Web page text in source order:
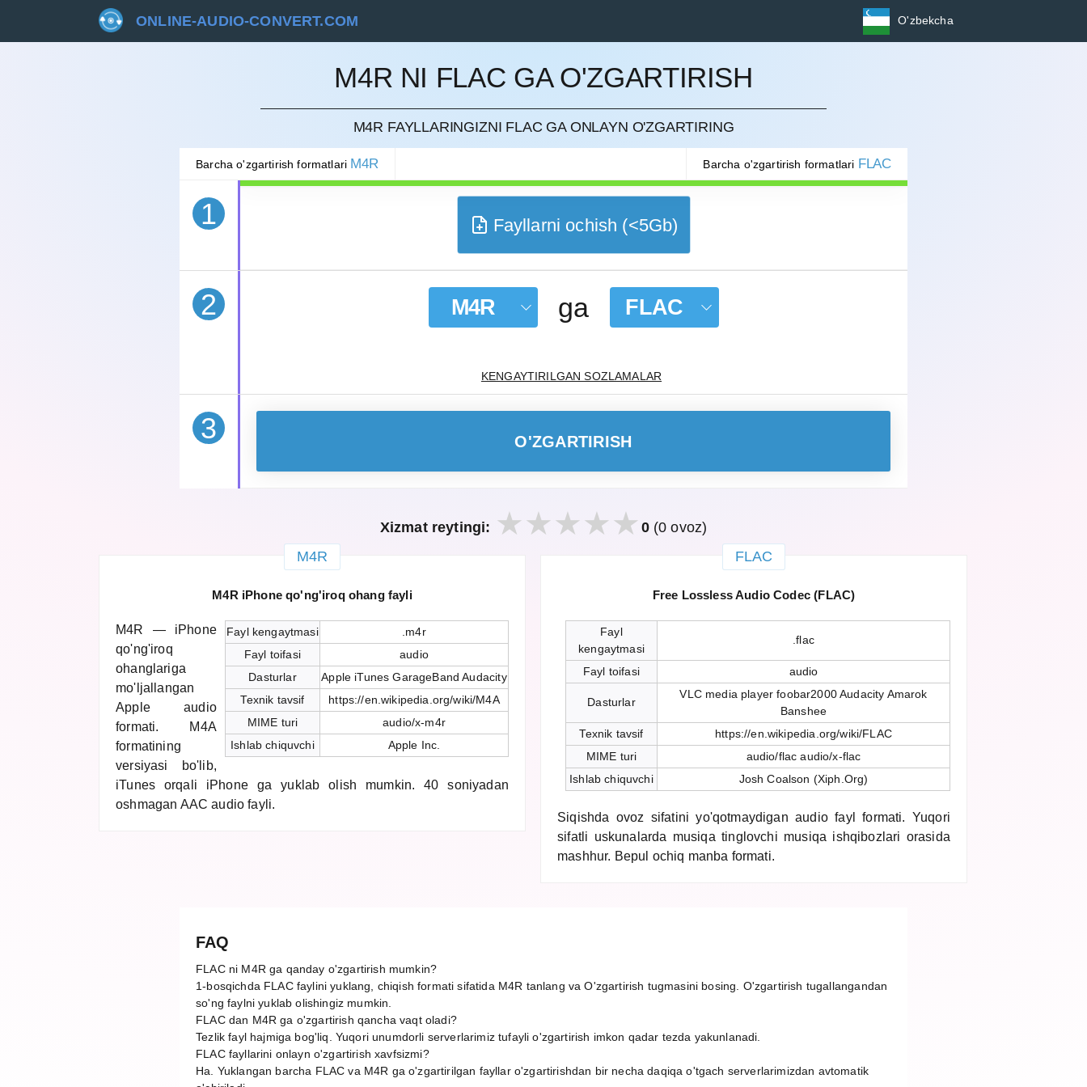
ONLINE-AUDIO-CONVERT.COM O'zbekcha
M4R NI FLAC GA O'ZGARTIRISH
M4R FAYLLARINGIZNI FLAC GA ONLAYN O'ZGARTIRING
Barcha o'zgartirish formatlari M4R Barcha o'zgartirish formatlari FLAC
1
BEKOR QILISH
Fayllarni ochish (<5Gb)
2 M4R ga FLAC
KENGAYTIRILGAN SOZLAMALAR
3 O'ZGARTIRISH
Xizmat reytingi: 0(0 ovoz)
M4R
M4R iPhone qo'ng'iroq ohang fayli
Fayl kengaytmasi
.m4r
Fayl toifasi
audio
Dasturlar
Apple iTunes GarageBand Audacity
Texnik tavsif
https://en.wikipedia.org/wiki/M4A
MIME turi
audio/x-m4r
Ishlab chiquvchi
Apple Inc.
M4R — iPhone
qo'ng'iroq
ohanglariga
mo'ljallangan
Apple audio
formati. M4A
formatining
versiyasi bo'lib,
iTunes orqali iPhone ga yuklab olish mumkin. 40 soniyadan
oshmagan AAC audio fayli.
FLAC
Free Lossless Audio Codec (FLAC)
Fayl
kengaytmasi
.flac
Fayl toifasi audio
Dasturlar
VLC media player foobar2000 Audacity Amarok
Banshee
Texnik tavsif
https://en.wikipedia.org/wiki/FLAC
MIME turi
audio/flac audio/x-flac
Ishlab chiquvchi
Josh Coalson (Xiph.Org)
Siqishda ovoz sifatini yo'qotmaydigan audio fayl formati. Yuqori
sifatli uskunalarda musiqa tinglovchi musiqa ishqibozlari orasida
mashhur. Bepul ochiq manba formati.
FAQ
FLAC ni M4R ga qanday o'zgartirish mumkin?
1-bosqichda FLAC faylini yuklang, chiqish formati sifatida M4R tanlang va O'zgartirish tugmasini bosing. O'zgartirish tugallangandan
so'ng faylni yuklab olishingiz mumkin.
FLAC dan M4R ga o'zgartirish qancha vaqt oladi?
Tezlik fayl hajmiga bog'liq. Yuqori unumdorli serverlarimiz tufayli o'zgartirish imkon qadar tezda yakunlanadi.
FLAC fayllarini onlayn o'zgartirish xavfsizmi?
Ha. Yuklangan barcha FLAC va M4R ga o'zgartirilgan fayllar o'zgartirishdan bir necha daqiqa o'tgach serverlarimizdan avtomatik